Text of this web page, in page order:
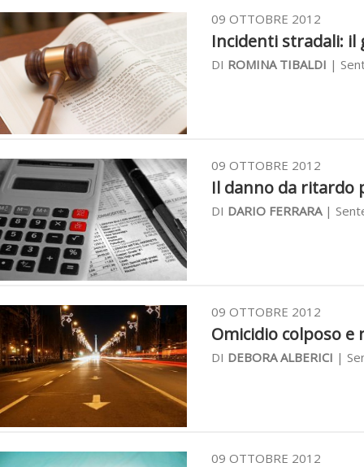
09 OTTOBRE 2012
Incidenti stradali: il
DI ROMINA TIBALDI |
09 OTTOBRE 2012
Il danno da ritardo
DI DARIO FERRARA|
09 OTTOBRE 2012
Omicidio colposo
DI DEBORA ALBERICI |
09 OTTOBRE 2012